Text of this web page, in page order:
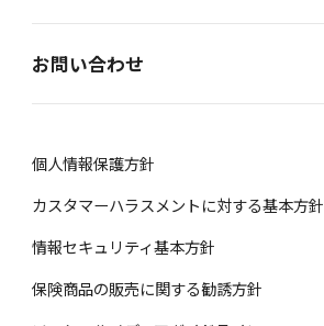
お問い合わせ
個⼈情報保護⽅針
カスタマーハラスメントに対する基本方針
情報セキュリティ基本方針
保険商品の販売に関する勧誘⽅針